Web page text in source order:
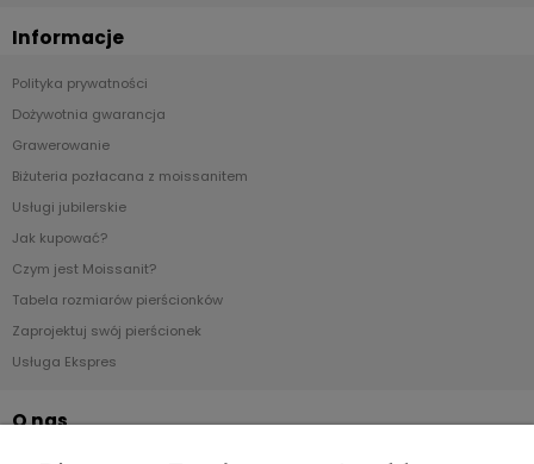
Informacje
Polityka prywatności
Dożywotnia gwarancja
Grawerowanie
Biżuteria pozłacana z moissanitem
Usługi jubilerskie
Jak kupować?
Czym jest Moissanit?
Tabela rozmiarów pierścionków
Zaprojektuj swój pierścionek
Usługa Ekspres
O nas